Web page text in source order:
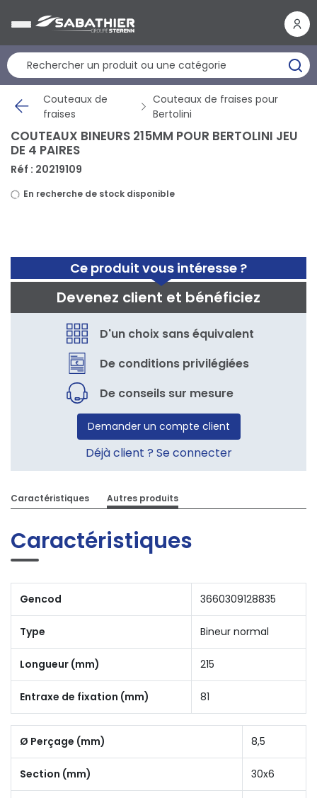
Couteaux de
fraises
Couteaux de fraises pour
Bertolini
Ce produit vous intéresse ?
Devenez client et bénéficiez
D'un choix sans équivalent
De conditions privilégiées
De conseils sur mesure
Demander un compte client
Déjà client ? Se connecter
COUTEAUX BINEURS 215MM POUR BERTOLINI JEU
DE 4 PAIRES
Réf : 20219109
En recherche de stock disponible
Caractéristiques Autres produits
Caractéristiques
Gencod 3660309128835
Type Bineur normal
Longueur (mm) 215
Entraxe de fixation (mm) 81
Ø Perçage (mm) 8,5
Section (mm) 30x6